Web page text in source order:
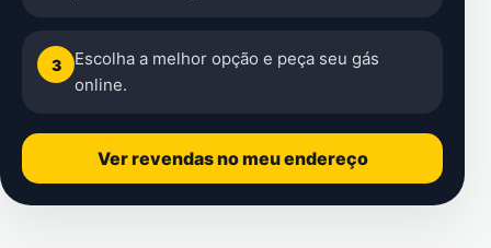
3
Escolha a melhor opção e peça seu gás
online.
Ver revendas no meu endereço